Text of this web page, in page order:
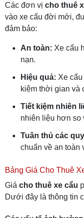
Các đơn vị cho thuê
vào xe cẩu đời mới,
đảm bảo:
An toàn: Xe cẩu
nạn.
Hiệu quả: Xe
kiệm thời gian và
Tiết kiệm nhiên
nhiên liệu hơn so
Tuân thủ các
chuẩn về an toàn
Bảng Giá Cho Thuê
Giá cho thuê xe cẩu
Dưới đây là thông tin